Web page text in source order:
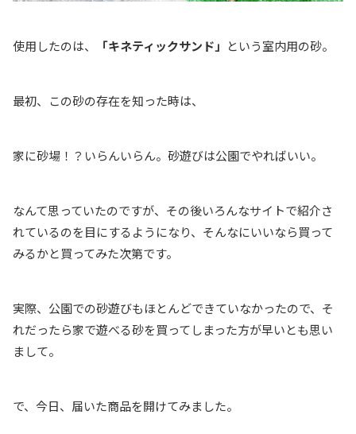
使用したのは、 「キネティックサンド」 という室内用の砂。
最初、この砂の存在を知った時は、
家に砂場！？いらんいらん。砂遊びは公園でやればいい。
なんて思っていたのですが、その後いろんなサイトで紹介さ
れているのを目にするようになり、そんなにいいなら買って
みるかと買ってみた次第です。
実際、公園での砂遊びもほとんどできていなかったので、そ
れだったら家で遊べる砂を買ってしまった方が早いとも思い
まして。
で、今日、届いた商品を開けてみました。